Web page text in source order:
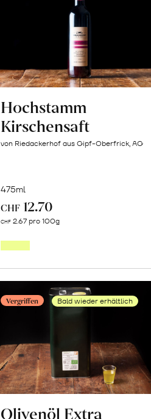
Hochstamm
Kirschensaft
von Riedackerhof aus Gipf-Oberfrick, AG
475ml
CHF 12.70
CHF 2.67 pro 100g
Vergriffen Bald wieder erhältlich
Olivenöl Extra